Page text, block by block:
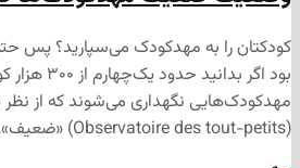
مهدکودک می‌سپارید؟ پس حتما برایتان
بود اگر بدانید حدود یک‌چهارم از ۳۰۰ هزار کودک کبکی،
نگهداری می‌شوند که از نظر «ابزرواتوآر